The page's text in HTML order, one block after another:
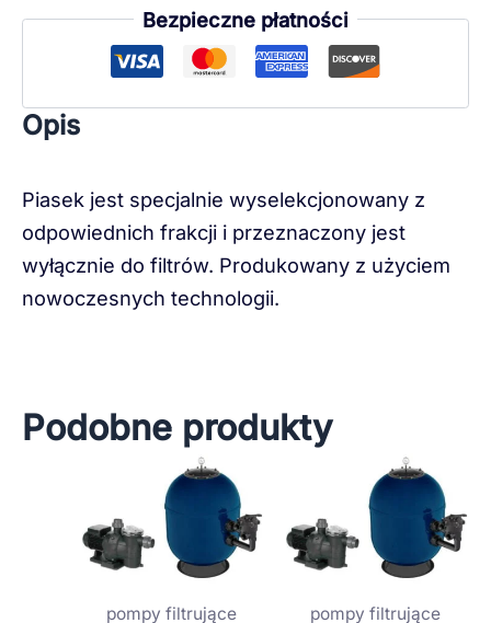
Bezpieczne płatności
Opis
Piasek jest specjalnie wyselekcjonowany z
odpowiednich frakcji i przeznaczony jest
wyłącznie do filtrów. Produkowany z użyciem
nowoczesnych technologii.
Podobne produkty
pompy filtrujące pompy filtrujące